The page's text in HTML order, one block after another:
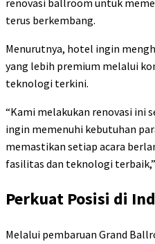
terus berkembang.
Menurutnya, hotel ingin
yang lebih premium melalui
teknologi terkini.
“Kami melakukan renovasi ini
ingin memenuhi kebutuhan
memastikan setiap acara
fasilitas dan teknologi terbaik,”
Perkuat Posisi di
Melalui pembaruan Grand